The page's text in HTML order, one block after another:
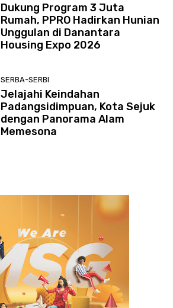
Dukung Program 3 Juta
Rumah, PPRO Hadirkan Hunian
Unggulan di Danantara
Housing Expo 2026
SERBA-SERBI
Jelajahi Keindahan
Padangsidimpuan, Kota Sejuk
dengan Panorama Alam
Memesona